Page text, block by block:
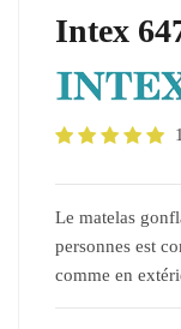
Intex
Le matelas
personnes est
comme en